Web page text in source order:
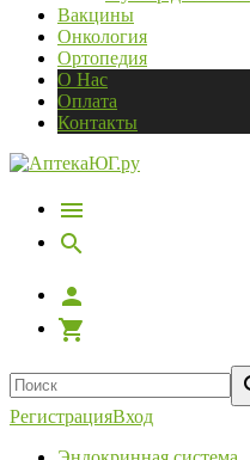
Вакцины
Онкология
Ортопедия
О Нас
Оплата
Контакты
РегистрацияВход